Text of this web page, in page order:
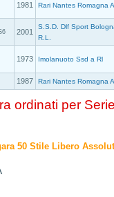
1981 Rari Nantes Romagna
2001
S.S.D. Dlf Sport
R.L.
1973 Imolanuoto Ssd a Rl
1987 Rari Nantes Romagna
ordinati per
50 Stile Libero